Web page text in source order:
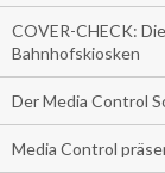
COVER-CHECK:
Bahnhofskiosken
Der Media Control
Media Control